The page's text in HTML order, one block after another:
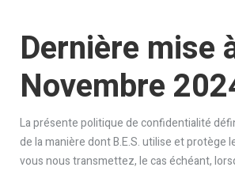
Dernière mise
Novembre
La présente politique de confidentialité
de la manière dont B.E.S. utilise et protège
vous nous transmettez, le cas échéant,